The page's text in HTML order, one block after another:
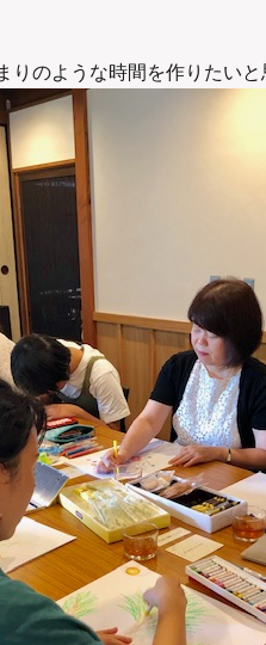
りのような時間を作りたいと